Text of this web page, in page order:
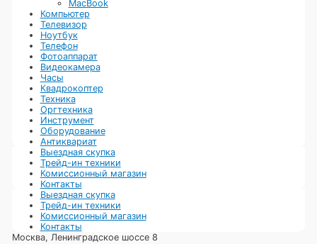
MacBook
Компьютер
Телевизор
Ноутбук
Телефон
Фотоаппарат
Видеокамера
Часы
Квадрокоптер
Техника
Оргтехника
Инструмент
Оборудование
Антиквариат
Выездная скупка
Трейд-ин техники
Комиссионный магазин
Контакты
Выездная скупка
Трейд-ин техники
Комиссионный магазин
Контакты
Москва, Ленинградское шоссе 8